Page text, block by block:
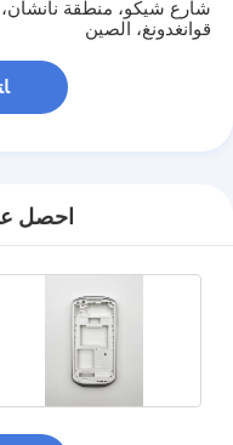
شارع شيكو، منطقة
قوانغدونغ، الصين
احصل